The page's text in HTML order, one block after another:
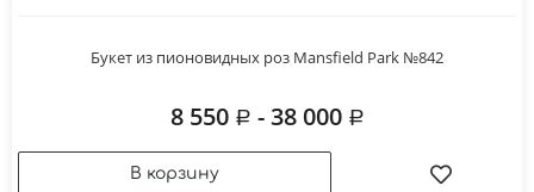
Букет из пионовидных роз Mansfield Park №842
8 550 - 38 000